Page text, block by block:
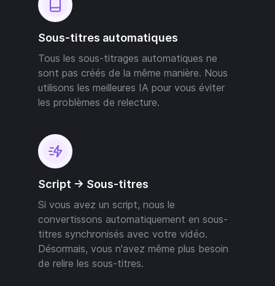
Sous-titres automatiques
Tous les sous-titrages automatiques ne
sont pas créés de la même manière. Nous
utilisons les meilleures IA pour vous éviter
les problèmes de relecture.
Script -> Sous-titres
Si vous avez un script, nous le
convertissons automatiquement en sous-
titres synchronisés avec votre vidéo.
Désormais, vous n'avez même plus besoin
de relire les sous-titres.